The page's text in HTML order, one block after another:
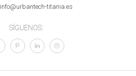
info@urbantech-titania.es
SÍGUENOS: